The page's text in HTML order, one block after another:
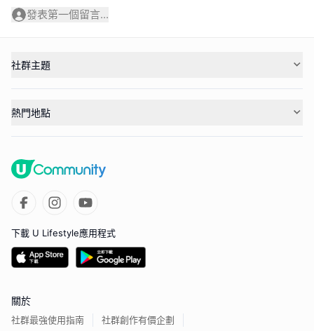
發表第一個留言...
社群主題
熱門地點
下載 U Lifestyle應用程式
關於
社群最強使用指南 社群創作有價企劃